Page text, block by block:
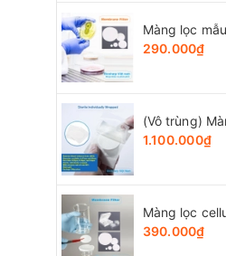
290.000₫
1.100.000₫
390.000₫